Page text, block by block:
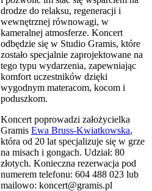
drodze do relaksu, regeneracji i
wewnętrznej równowagi, w
kameralnej atmosferze. Koncert
odbędzie się w Studio Gramis, które
zostało specjalnie zaprojektowane na
tego typu wydarzenia, zapewniając
komfort uczestników dzięki
wygodnym materacom, kocom i
poduszkom.
Koncert poprowadzi założycielka
Gramis Ewa Bruss-Kwiatkowska,
która od 20 lat specjalizuje się w grze
na misach i gongach. Udział: 80
złotych. Konieczna rezerwacja pod
numerem telefonu: 604 488 023 lub
mailowo: koncert@gramis.pl